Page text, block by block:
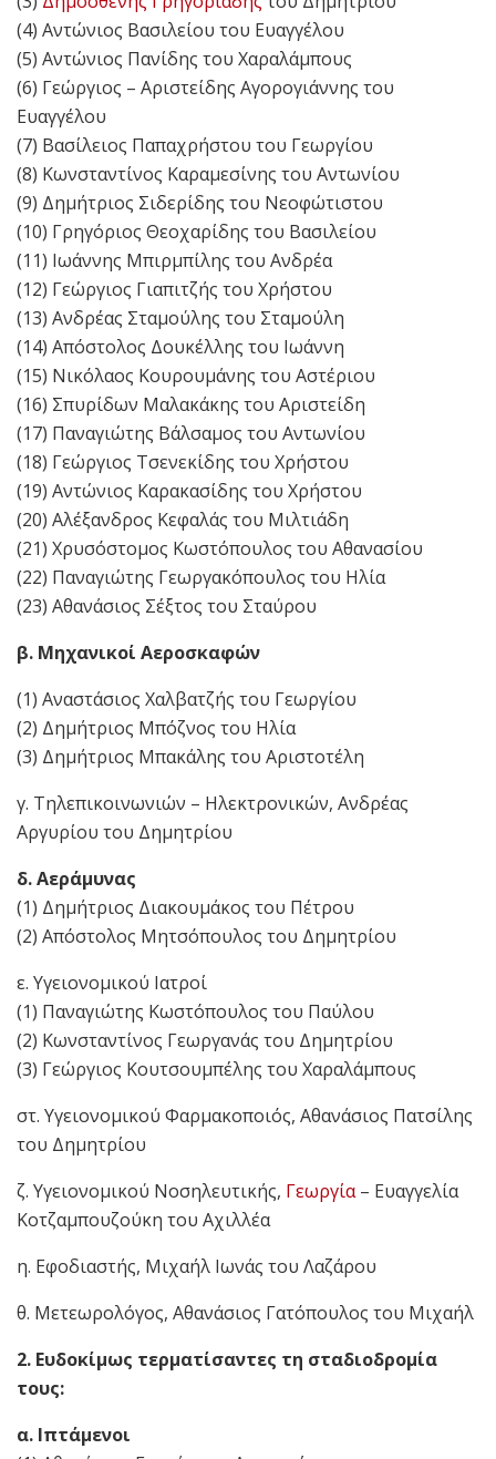
(4) Αντώνιος Βασιλείου του Ευαγγέλου
(5) Αντώνιος Πανίδης του Χαραλάμπους
(6) Γεώργιος – Αριστείδης Αγορογιάννης του
Ευαγγέλου
(7) Βασίλειος Παπαχρήστου του Γεωργίου
(8) Κωνσταντίνος Καραμεσίνης του Αντωνίου
(9) Δημήτριος Σιδερίδης του Νεοφώτιστου
(10) Γρηγόριος Θεοχαρίδης του Βασιλείου
(11) Ιωάννης Μπιρμπίλης του Ανδρέα
(12) Γεώργιος Γιαπιτζής του Χρήστου
(13) Ανδρέας Σταμούλης του Σταμούλη
(14) Απόστολος Δουκέλλης του Ιωάννη
(15) Νικόλαος Κουρουμάνης του Αστέριου
(16) Σπυρίδων Μαλακάκης του Αριστείδη
(17) Παναγιώτης Βάλσαμος του Αντωνίου
(18) Γεώργιος Τσενεκίδης του Χρήστου
(19) Αντώνιος Καρακασίδης του Χρήστου
(20) Αλέξανδρος Κεφαλάς του Μιλτιάδη
(21) Χρυσόστομος Κωστόπουλος του Αθανασίου
(22) Παναγιώτης Γεωργακόπουλος του Ηλία
(23) Αθανάσιος Σέξτος του Σταύρου
β. Μηχανικοί Αεροσκαφών
(1) Αναστάσιος Χαλβατζής του Γεωργίου
(2) Δημήτριος Μπόζνος του Ηλία
(3) Δημήτριος Μπακάλης του Αριστοτέλη
γ. Τηλεπικοινωνιών – Ηλεκτρονικών, Ανδρέας
Αργυρίου του Δημητρίου
δ. Αεράμυνας
(1) Δημήτριος Διακουμάκος του Πέτρου
(2) Απόστολος Μητσόπουλος του Δημητρίου
ε. Υγειονομικού Ιατροί
(1) Παναγιώτης Κωστόπουλος του Παύλου
(2) Κωνσταντίνος Γεωργανάς του Δημητρίου
(3) Γεώργιος Κουτσουμπέλης του Χαραλάμπους
στ. Υγειονομικού Φαρμακοποιός, Αθανάσιος Πατσίλης
του Δημητρίου
ζ. Υγειονομικού Νοσηλευτικής, Γεωργία– Ευαγγελία
Κοτζαμπουζούκη του Αχιλλέα
η. Εφοδιαστής, Μιχαήλ Ιωνάς του Λαζάρου
θ. Μετεωρολόγος, Αθανάσιος Γατόπουλος του Μιχαήλ
2. Ευδοκίμως τερματίσαντες τη σταδιοδρομία
τους:
α. Ιπτάμενοι